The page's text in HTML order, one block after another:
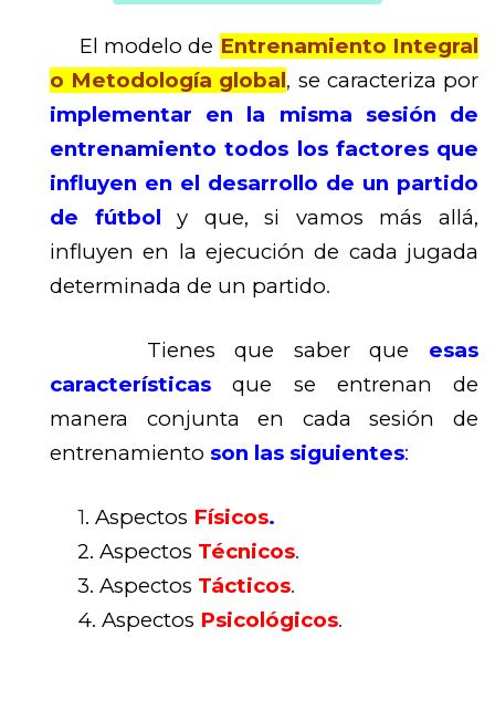
El modelo de Entrenamiento Integral
o Metodología global, se caracteriza por
implementar en la misma sesión de
entrenamiento todos los factores que
influyen en el desarrollo de un partido
de fútbol
y que, si vamos más allá,
influyen en la ejecución de cada jugada
determinada de un partido.
Tienes que saber que esas
características
que se entrenan de
manera conjunta en cada sesión de
entrenamiento son las siguientes:
1. Aspectos Físicos.
2. Aspectos Técnicos.
3. Aspectos Tácticos.
4. Aspectos Psicológicos.